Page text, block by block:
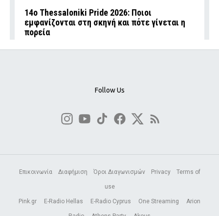
14ο Thessaloniki Pride 2026: Ποιοι
εμφανίζονται στη σκηνή και πότε γίνεται η
πορεία
Follow Us
Επικοινωνία Διαφήμιση Όροι Διαγωνισμών Privacy Terms of
use
Pink.gr E-Radio Hellas E-Radio Cyprus One Streaming Arion